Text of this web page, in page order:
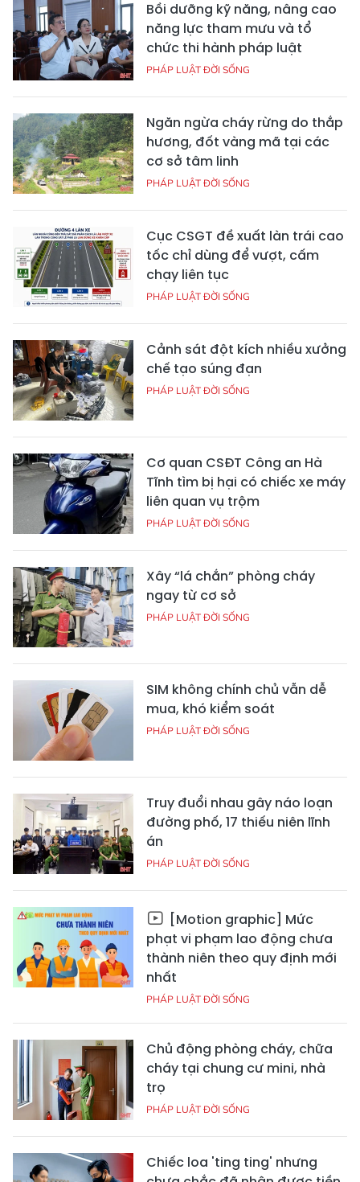
Bồi dưỡng kỹ năng, nâng cao
năng lực tham mưu và tổ
chức thi hành pháp luật
PHÁP LUẬT ĐỜI SỐNG
Ngăn ngừa cháy rừng do thắp
hương, đốt vàng mã tại các
cơ sở tâm linh
PHÁP LUẬT ĐỜI SỐNG
Cục CSGT đề xuất làn trái cao
tốc chỉ dùng để vượt, cấm
chạy liên tục
PHÁP LUẬT ĐỜI SỐNG
Cảnh sát đột kích nhiều xưởng
chế tạo súng đạn
PHÁP LUẬT ĐỜI SỐNG
Cơ quan CSĐT Công an Hà
Tĩnh tìm bị hại có chiếc xe máy
liên quan vụ trộm
PHÁP LUẬT ĐỜI SỐNG
Xây “lá chắn” phòng cháy
ngay từ cơ sở
PHÁP LUẬT ĐỜI SỐNG
SIM không chính chủ vẫn dễ
mua, khó kiểm soát
PHÁP LUẬT ĐỜI SỐNG
Truy đuổi nhau gây náo loạn
đường phố, 17 thiếu niên lĩnh
án
PHÁP LUẬT ĐỜI SỐNG
[Motion graphic] Mức
phạt vi phạm lao động chưa
thành niên theo quy định mới
nhất
PHÁP LUẬT ĐỜI SỐNG
Chủ động phòng cháy, chữa
cháy tại chung cư mini, nhà
trọ
PHÁP LUẬT ĐỜI SỐNG
Chiếc loa 'ting ting' nhưng